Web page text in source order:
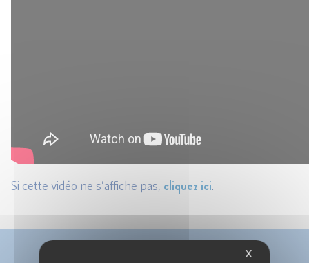
Si cette vidéo ne s’affiche pas, cliquez ici.
X